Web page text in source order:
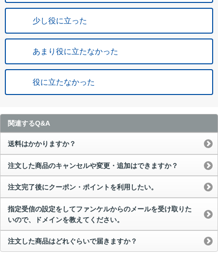
少し役に立った
あまり役に立たなかった
役に立たなかった
関連するQ&A
送料はかかりますか？
注文した商品のキャンセルや変更・追加はできますか？
注文完了後にクーポン・ポイントを利用したい。
指定受信の設定をしてファンケルからのメールを受け取りた
いので、ドメインを教えてください。
注文した商品はどれぐらいで届きますか？